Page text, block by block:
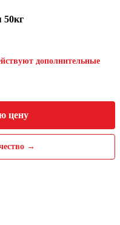
50кг
дополнительные
цену
→